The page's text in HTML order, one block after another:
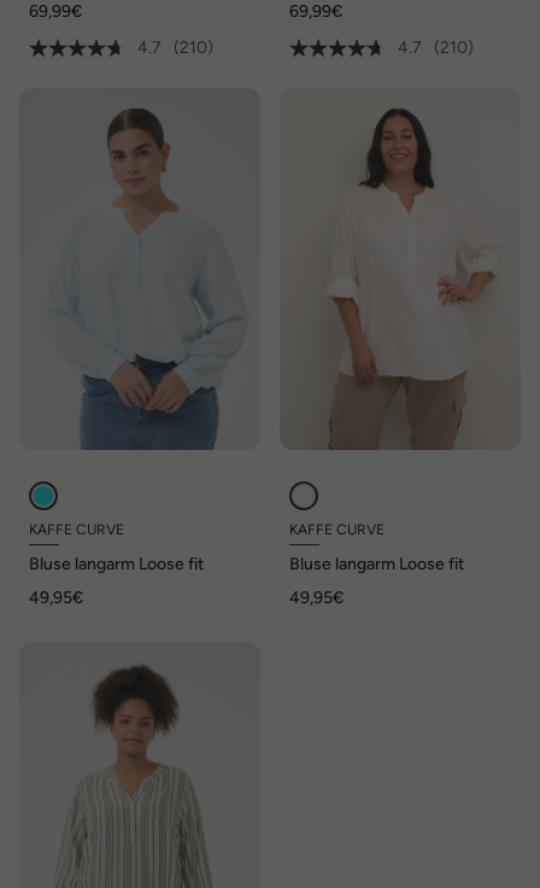
69,99€
4.7
(210)
69,99€
4.7
(210)
KAFFE CURVE
Bluse langarm Loose fit
49,95€
KAFFE CURVE
Bluse langarm Loose fit
49,95€